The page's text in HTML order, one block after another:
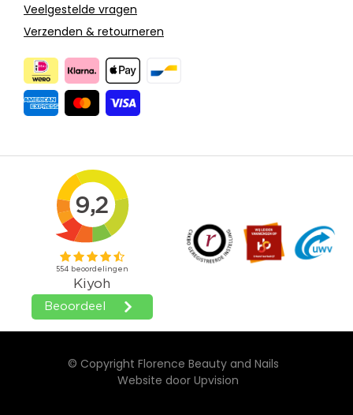
Veelgestelde vragen
Verzenden & retourneren
© Copyright Florence Beauty and Nails
Website door Upvision